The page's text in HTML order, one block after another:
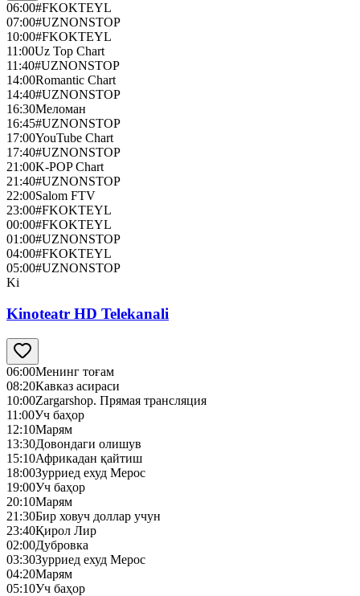
06:00#FKOKTEYL
07:00#UZNONSTOP
10:00#FKOKTEYL
11:00Uz Top Chart
11:40#UZNONSTOP
14:00Romantic Chart
14:40#UZNONSTOP
16:30Меломан
16:45#UZNONSTOP
17:00YouTube Chart
17:40#UZNONSTOP
21:00K-POP Chart
21:40#UZNONSTOP
22:00Salom FTV
23:00#FKOKTEYL
00:00#FKOKTEYL
01:00#UZNONSTOP
04:00#FKOKTEYL
05:00#UZNONSTOP
Ki
Kinoteatr HD Telekanali
06:00Менинг тоғам
08:20Кавказ асираси
10:00Zargarshop. Прямая трансляция
11:00Уч баҳор
12:10Марям
13:30Довондаги олишув
15:10Африкадан қайтиш
18:00Зурриед ехуд Мерос
19:00Уч баҳор
20:10Марям
21:30Бир ховуч доллар учун
23:40Қирол Лир
02:00Дубровка
03:30Зурриед ехуд Мерос
04:20Марям
05:10Уч баҳор